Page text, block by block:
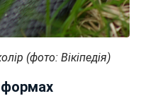
(фото: Вікіпедія)
формах